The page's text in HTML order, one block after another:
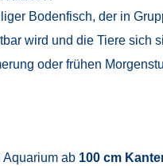
Bodenfisch, der in
wird und die Tiere sich
oder frühen
Aquarium ab 100 cm